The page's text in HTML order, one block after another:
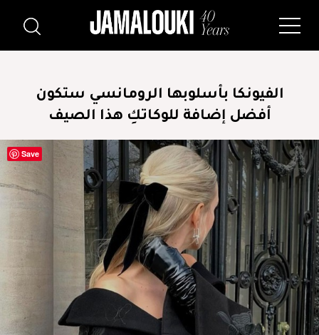
الفيونكا بأسلوبها الرومانسي ستكون
أفضل إضافة للوكاتكِ هذا الصيف
Save